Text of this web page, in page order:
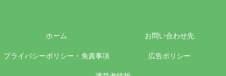
ホーム お問い合わせ先
プライバシーポリシー・免責事項 広告ポリシー